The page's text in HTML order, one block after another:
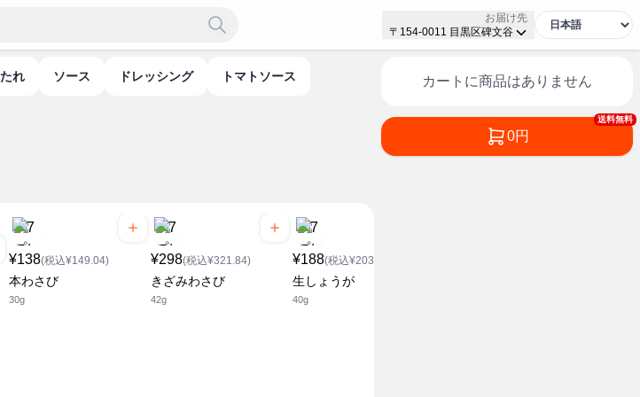
お届け先
〒154-0011 目黒区碑文谷
たれ ソース ドレッシング トマトソース
¥138(税込¥149.04)
本わさび
30g
¥298(税込¥321.84)
きざみわさび
42g
¥188(税込¥203.04)
生しょうが
40g
カートに商品はありません
送料無料
0円